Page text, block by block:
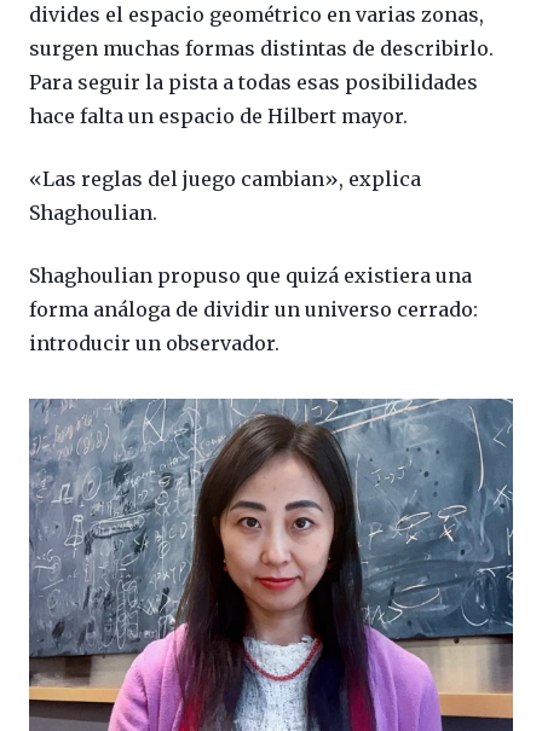
divides el espacio geométrico en varias zonas,
surgen muchas formas distintas de describirlo.
Para seguir la pista a todas esas posibilidades
hace falta un espacio de Hilbert mayor.
«Las reglas del juego cambian», explica
Shaghoulian.
Shaghoulian propuso que quizá existiera una
forma análoga de dividir un universo cerrado:
introducir un observador.